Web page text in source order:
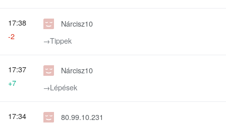
Nárcisz10
→‎Tippek
17:38
-2
Nárcisz10
→‎Lépések
17:37
+7
80.99.10.231
17:34